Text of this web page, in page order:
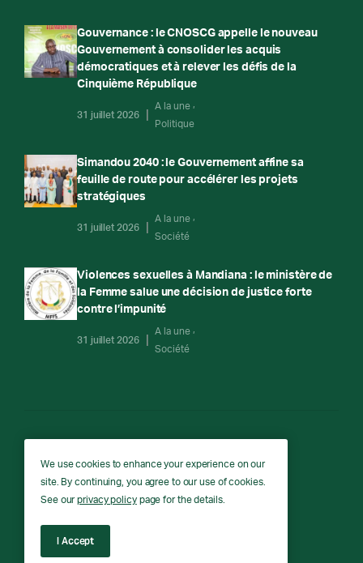
Gouvernance : le CNOSCG appelle le nouveau
Gouvernement à consolider les acquis
démocratiques et à relever les défis de la
Cinquième République
31 juillet 2026
A la une
Politique
Simandou 2040 : le Gouvernement affine sa
feuille de route pour accélérer les projets
stratégiques
31 juillet 2026
A la une
Société
Violences sexuelles à Mandiana : le ministère de
la Femme salue une décision de justice forte
contre l’impunité
31 juillet 2026
A la une
Société
RTG
RTG © Copyright 2026 - All rights reserved.
We use cookies to enhance your experience on our
site. By continuing, you agree to our use of cookies.
See ourprivacy policypage for the details.
I Accept